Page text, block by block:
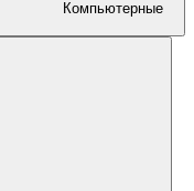
Компьютерные